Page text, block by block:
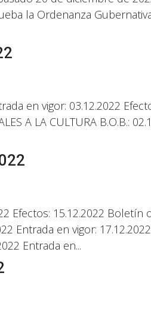
la Ordenanza
en vigor: 03.12.2022
A LA CULTURA B.O.B.:
Efectos: 15.12.2022 Boletín
Entrada en vigor:
Entrada en...